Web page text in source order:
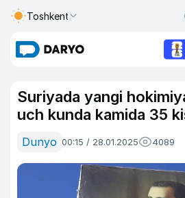
Toshkent
Suriyada yangi
uch kunda kamida 35
Dunyo 00:15 / 28.01.2025 4089